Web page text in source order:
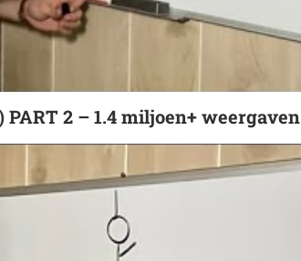
2 – 1.4 miljoen+ weergaven